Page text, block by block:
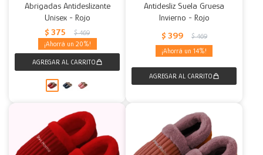
Abrigadas Antideslizante
Unisex - Rojo
$ 375 $ 469
20
Antidesliz Suela Gruesa
Invierno - Rojo
$ 399 $ 469
14